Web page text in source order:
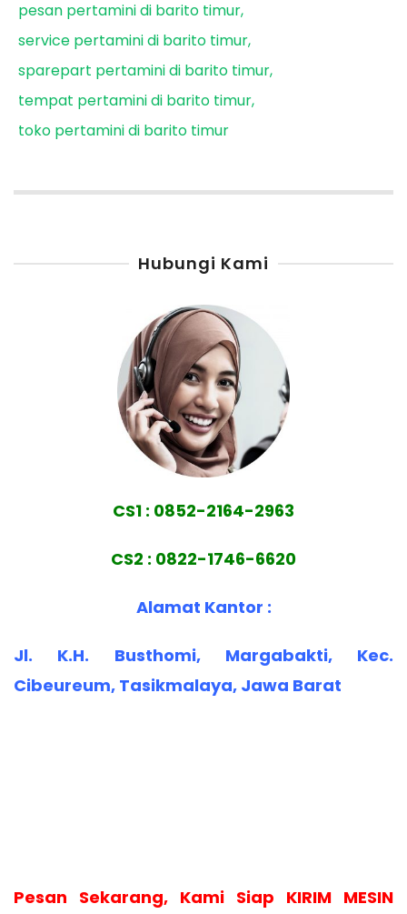
pesan pertamini di barito timur
service pertamini di barito timur
sparepart pertamini di barito timur
tempat pertamini di barito timur
toko pertamini di barito timur
Hubungi Kami
CS1 : 0852-2164-2963
CS2 : 0822-1746-6620
Alamat Kantor :
Jl. K.H. Busthomi, Margabakti, Kec.
Cibeureum, Tasikmalaya, Jawa Barat
Pesan Sekarang, Kami Siap KIRIM MESIN